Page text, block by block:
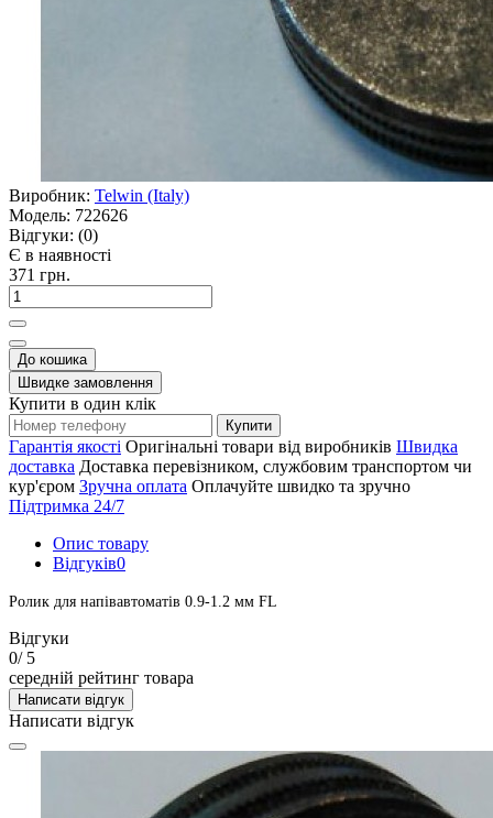
Виробник: Telwin (Italy)
Модель: 722626
Відгуки: (0)
Є в наявності
371 грн.
До кошика
Швидке замовлення
Купити в один клік
Купити
Гарантія якості Оригінальні товари від виробників Швидка
доставка Доставка перевізником, службовим транспортом чи
кур'єром Зручна оплата Оплачуйте швидко та зручно
Підтримка 24/7
Опис товару
Відгуків0
Ролик для напівавтоматів 0.9-1.2 мм FL
Відгуки
0/ 5
середній рейтинг товара
Написати відгук
Написати відгук